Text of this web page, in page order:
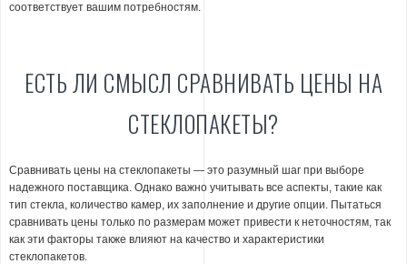
соответствует вашим потребностям.
ЕСТЬ ЛИ СМЫСЛ СРАВНИВАТЬ ЦЕНЫ НА
СТЕКЛОПАКЕТЫ?
Сравнивать цены на стеклопакеты — это разумный шаг при выборе
надежного поставщика. Однако важно учитывать все аспекты, такие как
тип стекла, количество камер, их заполнение и другие опции. Пытаться
сравнивать цены только по размерам может привести к неточностям, так
как эти факторы также влияют на качество и характеристики
стеклопакетов.